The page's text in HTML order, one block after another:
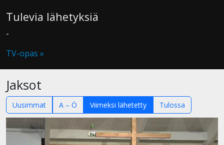
Tulevia lähetyksiä
-
TV-opas »
Jaksot
Uusimmat A – Ö Viimeksi lähetetty Tulossa